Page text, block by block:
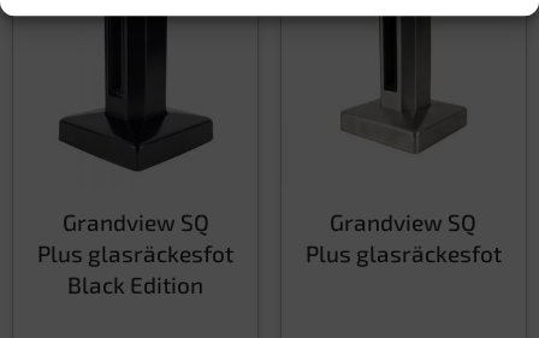
Grandview SQ
Plus glasräckesfot
Black Edition
Grandview SQ
Plus glasräckesfot